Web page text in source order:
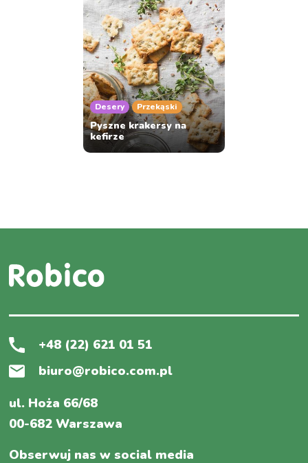
Desery Przekąski
Pyszne krakersy na
kefirze
+48 (22) 621 01 51
biuro@robico.com.pl
ul. Hoża 66/68
00-682 Warszawa
Obserwuj nas w social media